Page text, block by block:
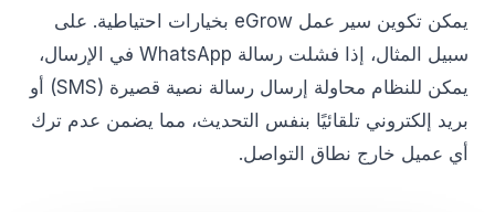
يمكن تكوين سير عمل eGrow بخيارات احتياطية. على
سبيل المثال، إذا فشلت رسالة WhatsApp في الإرسال،
يمكن للنظام محاولة إرسال رسالة نصية قصيرة (SMS) أو
بريد إلكتروني تلقائيًا بنفس التحديث، مما يضمن عدم ترك
أي عميل خارج نطاق التواصل.